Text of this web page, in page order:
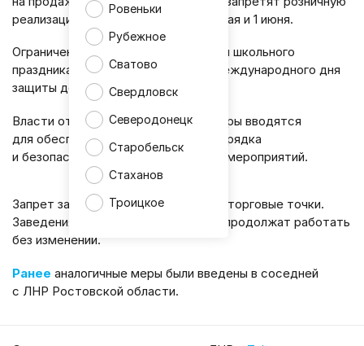
Ровеньки
Рубежное
Сватово
Свердловск
Северодонецк
Старобельск
Стаханов
Троицкое
реализацию спиртных напитков 26 мая и 1 июня.
Ограничения связаны с проведением школьного
праздника «Последний звонок» и Международного дня
защиты детей.
Власти отмечают, что подобные меры вводятся
для обеспечения общественного порядка
и безопасности во время массовых мероприятий.
Запрет затронет только магазины и торговые точки.
Заведения общественного питания продолжат работать
без изменений.
Ранее аналогичные меры были введены в соседней
с ЛНР Ростовской области.